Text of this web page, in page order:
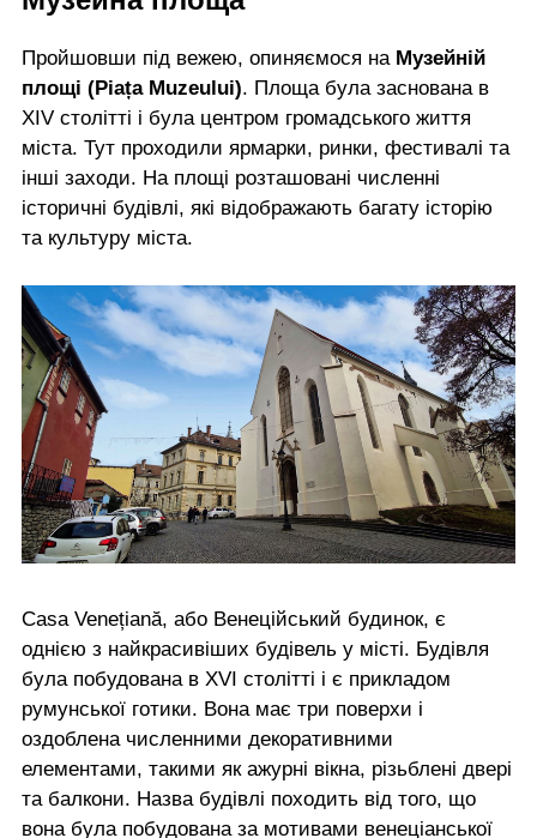
Пройшовши під вежею, опиняємося наМузейній
площі (Piața Muzeului). Площа була заснована в
XIV столітті і була центром громадського життя
міста. Тут проходили ярмарки, ринки, фестивалі та
інші заходи. На площі розташовані численні
історичні будівлі, які відображають багату історію
та культуру міста.
Casa Venețiană, або Венеційський будинок, є
однією з найкрасивіших будівель у місті. Будівля
була побудована в XVI столітті і є прикладом
румунської готики. Вона має три поверхи і
оздоблена численними декоративними
елементами, такими як ажурні вікна, різьблені двері
та балкони. Назва будівлі походить від того, що
вона була побудована за мотивами венеціанської